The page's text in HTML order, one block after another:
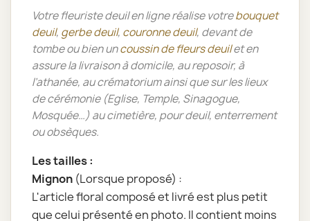
Votre fleuriste deuil en ligne réalise votrebouquet
deuil, gerbe deuil, couronne deuil, devant de
tombe ou bien uncoussin de fleurs deuilet en
assure la livraison à domicile, au reposoir, à
l’athanée, au crématorium ainsi que sur les lieux
de cérémonie (Eglise, Temple, Sinagogue,
Mosquée…) au cimetière, pour deuil, enterrement
ou obsèques.
Les tailles :
Mignon (Lorsque proposé) :
L'article floral composé et livré est plus petit
que celui présenté en photo. Il contient moins